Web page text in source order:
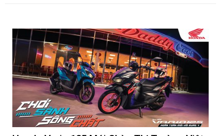
Toyota khuyến mại tháng 8: Tiếp sức đà
tăng trưởng, tối ưu chi phí mua xe
ngantnt 95
Toyota Vios, Yaris Cross cùng bộ đôi Veloz Cross và
Avanza Premio tiếp tục nhận chương trình khuyến mại
trong tháng 8, giúp khách hàng dễ dàng sở hữu xe trước
tháng Ngâu